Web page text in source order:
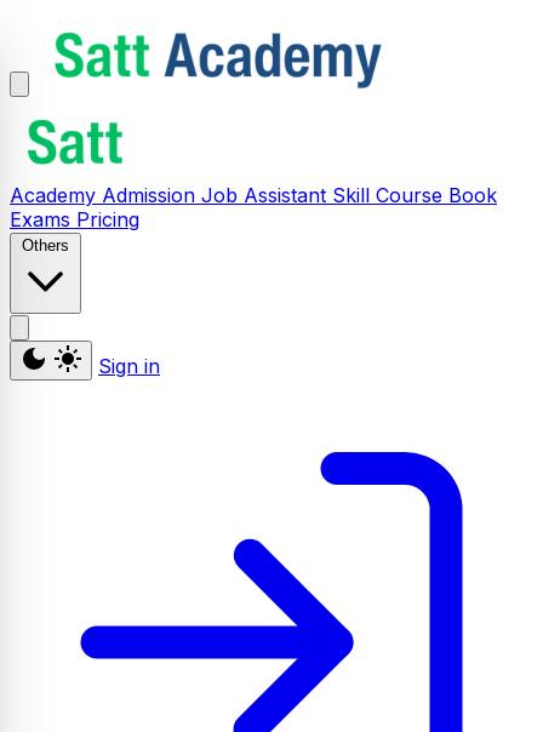
Academy Admission Job Assistant Skill Course Book
Exams Pricing
Others
Sign in